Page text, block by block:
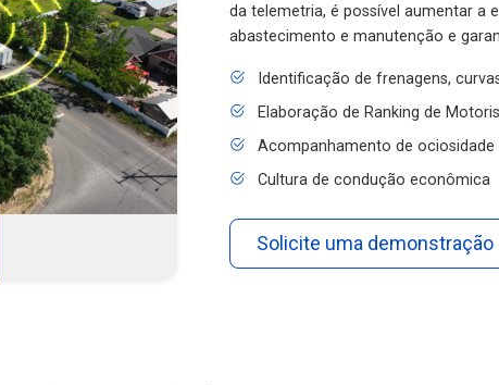
da telemetria, é possível aumentar a
abastecimento e manutenção e
Identificação de frenagens,
Elaboração de Ranking de
Acompanhamento de
Cultura de condução econômica
Solicite uma demonstração